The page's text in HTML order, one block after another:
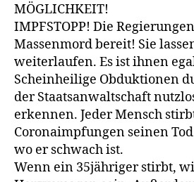
MÖGLICHKEIT!
IMPFSTOPP! Die
Massenmord bereit! Sie
weiterlaufen. Es ist ihnen
Scheinheilige Obduktionen
der Staatsanwaltschaft
erkennen. Jeder Mensch
Coronaimpfungen seinen
wo er schwach ist.
Wenn ein 35jähriger stirbt,